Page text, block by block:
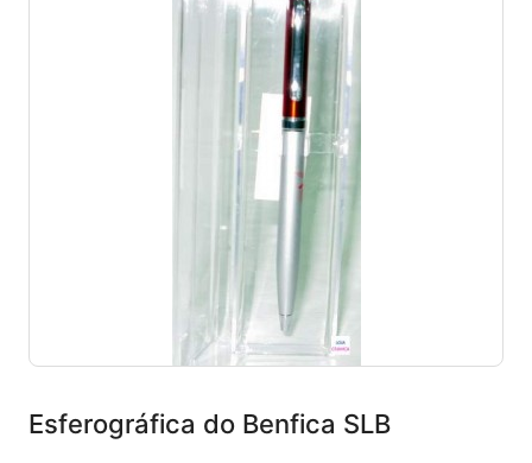
Esferográfica do Benfica SLB